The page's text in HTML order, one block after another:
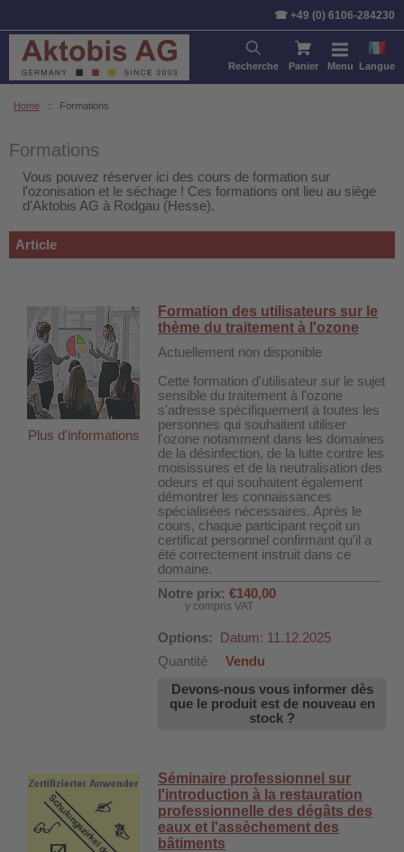
☎ +49 (0) 6106-284230
Recherche Panier Menu Langue
et WDH-626L
220B
Home :: Formations
Formations
Vous pouvez réserver ici des cours de formation sur
l'ozonisation et le séchage ! Ces formations ont lieu au siège
d'Aktobis AG à Rodgau (Hesse).
Article
Article Prix
Plus d'informations
Formation des utilisateurs sur le
thème du traitement à l'ozone
Actuellement non disponible
Cette formation d'utilisateur sur le sujet
sensible du traitement à l'ozone
s'adresse spécifiquement à toutes les
personnes qui souhaitent utiliser
l'ozone notamment dans les domaines
de la désinfection, de la lutte contre les
moisissures et de la neutralisation des
odeurs et qui souhaitent également
démontrer les connaissances
spécialisées nécessaires. Après le
cours, chaque participant reçoit un
certificat personnel confirmant qu'il a
été correctement instruit dans ce
domaine.
Notre prix: €140,00
y compris VAT
Options:
Datum: 11.12.2025
Quantité
Vendu
Devons-nous vous informer dès
que le produit est de nouveau en
stock ?
Séminaire professionnel sur
l'introduction à la restauration
professionnelle des dégâts des
eaux et l'assèchement des
bâtiments